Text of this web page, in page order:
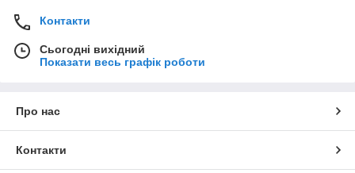
Контакти
Сьогодні вихідний
Показати весь графік роботи
Про нас
Контакти